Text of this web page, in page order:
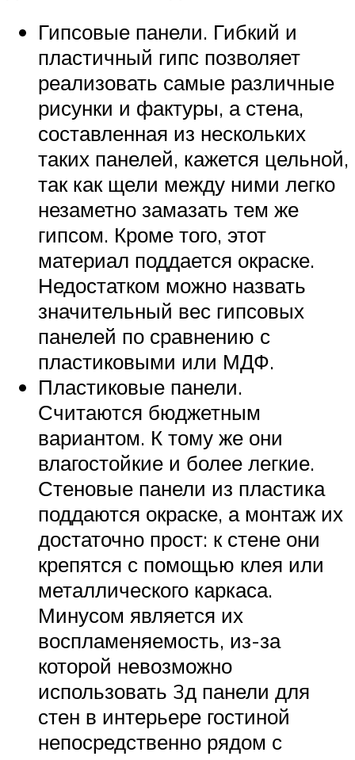
Гипсовые панели. Гибкий и
пластичный гипс позволяет
реализовать самые различные
рисунки и фактуры, а стена,
составленная из нескольких
таких панелей, кажется цельной,
так как щели между ними легко
незаметно замазать тем же
гипсом. Кроме того, этот
материал поддается окраске.
Недостатком можно назвать
значительный вес гипсовых
панелей по сравнению с
пластиковыми или МДФ.
Пластиковые панели.
Считаются бюджетным
вариантом. К тому же они
влагостойкие и более легкие.
Стеновые панели из пластика
поддаются окраске, а монтаж их
достаточно прост: к стене они
крепятся с помощью клея или
металлического каркаса.
Минусом является их
воспламеняемость, из-за
которой невозможно
использовать 3д панели для
стен в интерьере гостиной
непосредственно рядом с